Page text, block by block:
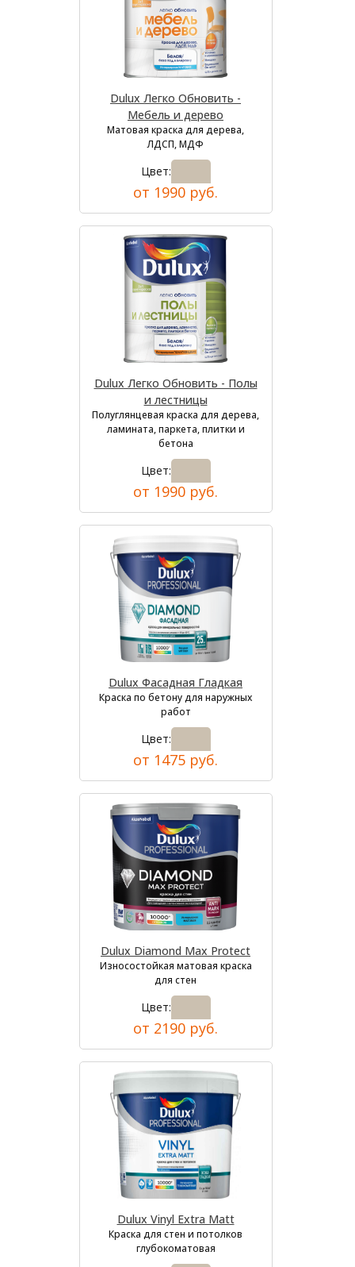
Dulux Легко Обновить -
Мебель и дерево
Матовая краска для дерева,
ЛДСП, МДФ
Цвет:
от 1990 руб.
Dulux Легко Обновить - Полы
и лестницы
Полуглянцевая краска для дерева,
ламината, паркета, плитки и
бетона
Цвет:
от 1990 руб.
Dulux Фасадная Гладкая
Краска по бетону для наружных
работ
Цвет:
от 1475 руб.
Dulux Diamond Max Protect
Износостойкая матовая краска
для стен
Цвет:
от 2190 руб.
Dulux Vinyl Extra Matt
Краска для стен и потолков
глубокоматовая